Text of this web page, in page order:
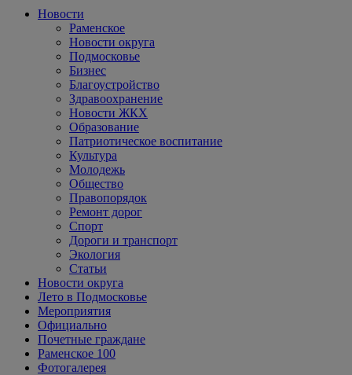
Новости
Раменское
Новости округа
Подмосковье
Бизнес
Благоустройство
Здравоохранение
Новости ЖКХ
Образование
Патриотическое воспитание
Культура
Молодежь
Общество
Правопорядок
Ремонт дорог
Спорт
Дороги и транспорт
Экология
Статьи
Новости округа
Лето в Подмосковье
Мероприятия
Официально
Почетные граждане
Раменское 100
Фотогалерея